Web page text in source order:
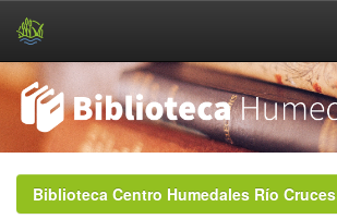
navigationBiblioteca Centro Humedales Río Cruces